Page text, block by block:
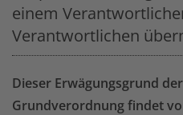
einem
Verantwortlichen
Dieser Erwägungsgrund
Grundverordnung findet